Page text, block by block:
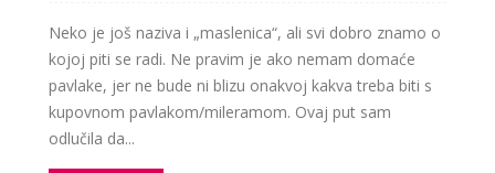
Neko je još naziva i „maslenica“, ali svi dobro znamo o
kojoj piti se radi. Ne pravim je ako nemam domaće
pavlake, jer ne bude ni blizu onakvoj kakva treba biti s
kupovnom pavlakom/mileramom. Ovaj put sam
odlučila da...